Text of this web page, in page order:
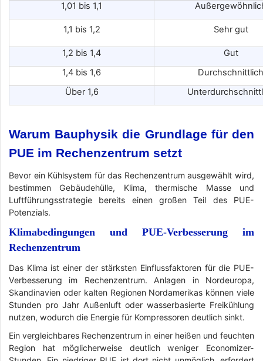
1,01 bis 1,1
1,1 bis 1,2 Sehr gut
1,2 bis 1,4
Gut
1,4 bis 1,6
Durchschnittlich
Über 1,6
Warum Bauphysik die Grundlage für den
PUE im Rechenzentrum setzt
Bevor ein Kühlsystem für das Rechenzentrum ausgewählt wird,
bestimmen Gebäudehülle, Klima, thermische Masse und
Luftführungsstrategie bereits einen großen Teil des PUE-
Potenzials.
Klimabedingungen und PUE-Verbesserung im
Rechenzentrum
Das Klima ist einer der stärksten Einflussfaktoren für die PUE-
Verbesserung im Rechenzentrum. Anlagen in Nordeuropa,
Skandinavien oder kalten Regionen Nordamerikas können viele
Stunden pro Jahr Außenluft oder wasserbasierte Freikühlung
nutzen, wodurch die Energie für Kompressoren deutlich sinkt.
Ein vergleichbares Rechenzentrum in einer heißen und feuchten
Region hat möglicherweise deutlich weniger Economizer-